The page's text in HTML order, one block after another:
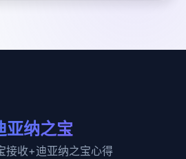
亚纳之宝
接收+迪亚纳之宝心得